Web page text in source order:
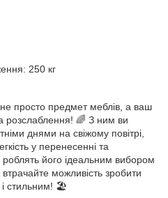
250 кг
просто предмет меблів, а ваш
розслаблення! 🌈 З ним ви
днями на свіжому повітрі,
у перенесенні та
роблять його ідеальним вибором
можливість зробити
і стильним! 🏖️